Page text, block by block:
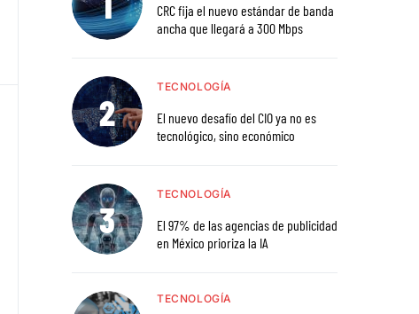
CRC fija el nuevo estándar de banda
ancha que llegará a 300 Mbps
TECNOLOGÍA
El nuevo desafío del CIO ya no es
tecnológico, sino económico
TECNOLOGÍA
El 97% de las agencias de publicidad
en México prioriza la IA
TECNOLOGÍA